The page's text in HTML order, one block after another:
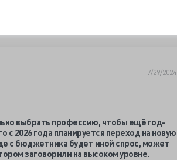
7/29/2024
выбрать профессию, чтобы ещё год-
с 2026 года планируется переход на новую
с бюджетника будет иной спрос, может
заговорили на высоком уровне.